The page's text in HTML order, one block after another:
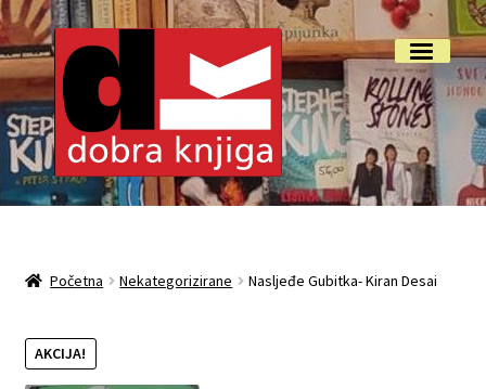
Preskoči
na
navigaciju
Skoči
do
sadržaja
Izbornik
Početna
O nama
Početna Nekategorizirane Nasljeđe Gubitka- Kiran Desai
AKCIJA!